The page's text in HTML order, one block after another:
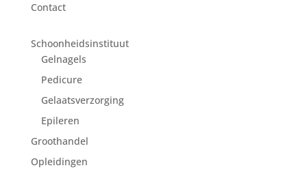
Contact
Schoonheidsinstituut
Gelnagels
Pedicure
Gelaatsverzorging
Epileren
Groothandel
Opleidingen